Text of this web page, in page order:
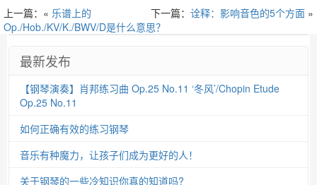
下一篇： 诠释：影响音色的5个方面 »
上一篇：« 乐谱上的
Op./Hob./KV/K./BWV/D是什么意思？
最新发布
【钢琴演奏】肖邦练习曲 Op.25 No.11 ‘冬风’/Chopin Etude
Op.25 No.11
如何正确有效的练习钢琴
音乐有种魔力，让孩子们成为更好的人！
关于钢琴的一些冷知识你真的知道吗?